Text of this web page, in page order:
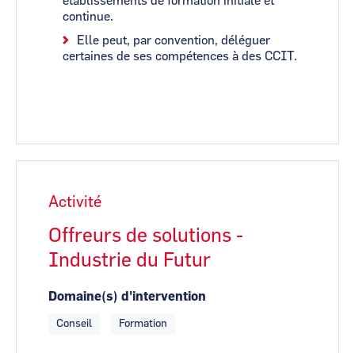
continue.
Elle peut, par convention, déléguer
certaines de ses compétences à des CCIT.
Activité
Offreurs de solutions -
Industrie du Futur
Domaine(s) d'intervention
Conseil Formation